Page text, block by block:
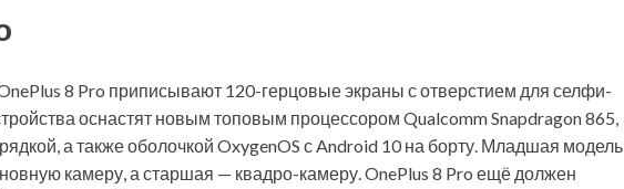
8 Pro приписывают 120-герцовые экраны с отверстием для селфи-
оснастят новым топовым процессором Qualcomm Snapdragon 865,
а также оболочкой OxygenOS с Android 10 на борту. Младшая модель
камеру, а старшая — квадро-камеру. OnePlus 8 Pro ещё должен